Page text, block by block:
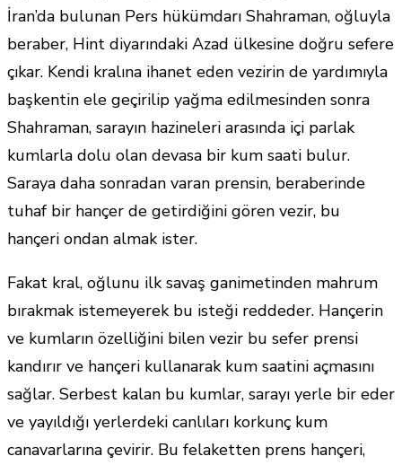
İran’da bulunan Pers hükümdarı Shahraman, oğluyla
beraber, Hint diyarındaki Azad ülkesine doğru sefere
çıkar. Kendi kralına ihanet eden vezirin de yardımıyla
başkentin ele geçirilip yağma edilmesinden sonra
Shahraman, sarayın hazineleri arasında içi parlak
kumlarla dolu olan devasa bir kum saati bulur.
Saraya daha sonradan varan prensin, beraberinde
tuhaf bir hançer de getirdiğini gören vezir, bu
hançeri ondan almak ister.
Fakat kral, oğlunu ilk savaş ganimetinden mahrum
bırakmak istemeyerek bu isteği reddeder. Hançerin
ve kumların özelliğini bilen vezir bu sefer prensi
kandırır ve hançeri kullanarak kum saatini açmasını
sağlar. Serbest kalan bu kumlar, sarayı yerle bir eder
ve yayıldığı yerlerdeki canlıları korkunç kum
canavarlarına çevirir. Bu felaketten prens hançeri,